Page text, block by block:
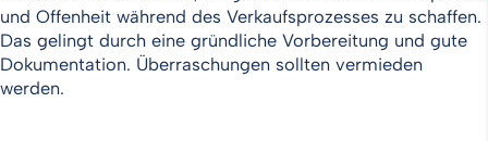
und Offenheit während des Verkaufsprozesses zu schaffen.
Das gelingt durch eine gründliche Vorbereitung und gute
Dokumentation. Überraschungen sollten vermieden
werden.